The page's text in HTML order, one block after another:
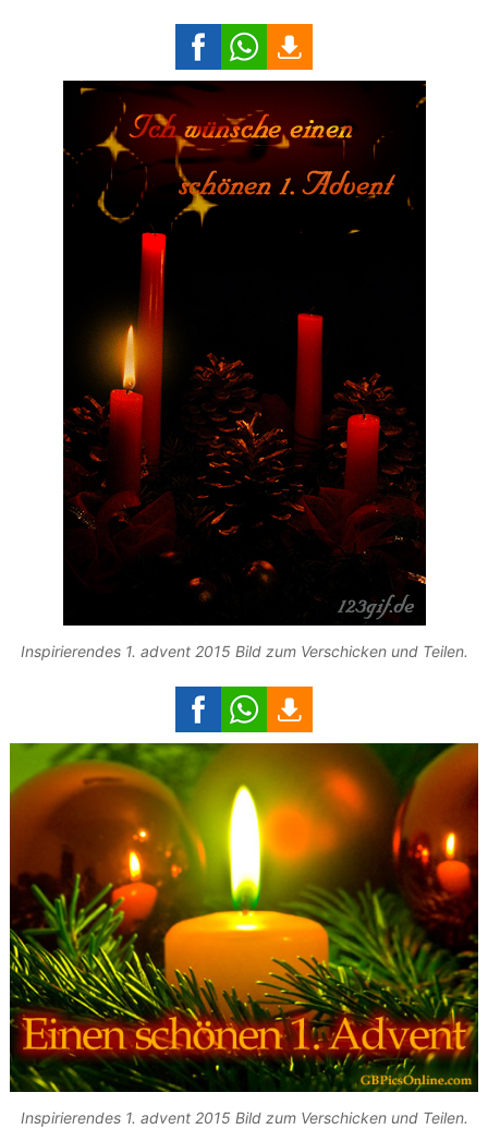
Inspirierendes 1. advent 2015 Bild zum Verschicken und Teilen.
Inspirierendes 1. advent 2015 Bild zum Verschicken und Teilen.